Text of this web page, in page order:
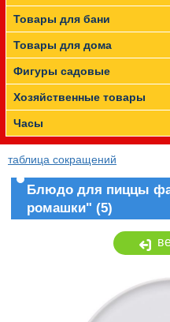
Товары для бани
Товары для дома
Фигуры садовые
Хозяйственные товары
Часы
таблица сокращений
Блюдо для пиццы
ромашки" (5)